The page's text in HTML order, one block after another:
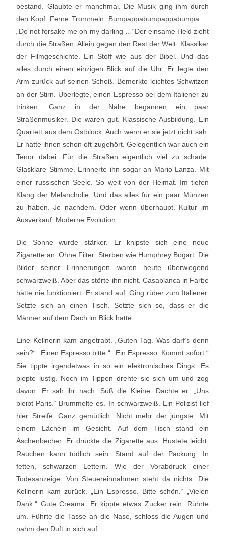
bestand. Glaubte er manchmal. Die Musik ging ihm durch
den Kopf. Ferne Trommeln. Bumpappabumpappabumpa …
„Do not forsake me oh my darling …“Der einsame Held zieht
durch die Straßen. Allein gegen den Rest der Welt. Klassiker
der Filmgeschichte. Ein Stoff wie aus der Bibel. Und das
alles durch einen einzigen Blick auf die Uhr. Er legte den
Arm zurück auf seinen Schoß. Bemerkte leichtes Schwitzen
an der Stirn. Überlegte, einen Espresso bei dem Italiener zu
trinken. Ganz in der Nähe begannen ein paar
Straßenmusiker. Die waren gut. Klassische Ausbildung. Ein
Quartett aus dem Ostblock. Auch wenn er sie jetzt nicht sah.
Er hatte ihnen schon oft zugehört. Gelegentlich war auch ein
Tenor dabei. Für die Straßen eigentlich viel zu schade.
Glasklare Stimme. Erinnerte ihn sogar an Mario Lanza. Mit
einer russischen Seele. So weit von der Heimat. Im tiefen
Klang der Melancholie. Und das alles für ein paar Münzen
zu haben. Je nachdem. Oder wenn überhaupt. Kultur im
Ausverkauf. Moderne Evolution.
Die Sonne wurde stärker. Er knipste sich eine neue
Zigarette an. Ohne Filter. Sterben wie Humphrey Bogart. Die
Bilder seiner Erinnerungen waren heute überwiegend
schwarzweiß. Aber das störte ihn nicht. Casablanca in Farbe
hätte nie funktioniert. Er stand auf. Ging rüber zum Italiener.
Setzte sich an einen Tisch. Setzte sich so, dass er die
Männer auf dem Dach im Blick hatte.
Eine Kellnerin kam angetrabt. „Guten Tag. Was darf’s denn
sein?“ „Einen Espresso bitte.“ „Ein Espresso. Kommt sofort.“
Sie tippte irgendetwas in so ein elektronisches Dings. Es
piepte lustig. Noch im Tippen drehte sie sich um und zog
davon. Er sah ihr nach. Süß die Kleine. Dachte er. „Uns
bleibt Paris.“ Brummelte es. In schwarzweiß. Ein Polizist lief
hier Streife. Ganz gemütlich. Nicht mehr der jüngste. Mit
einem Lächeln im Gesicht. Auf dem Tisch stand ein
Aschenbecher. Er drückte die Zigarette aus. Hustete leicht.
Rauchen kann tödlich sein. Stand auf der Packung. In
fetten, schwarzen Lettern. Wie der Vorabdruck einer
Todesanzeige. Von Steuereinnahmen steht da nichts. Die
Kellnerin kam zurück. „Ein Espresso. Bitte schön.“ „Vielen
Dank.“ Gute Creama. Er kippte etwas Zucker rein. Rührte
um. Führte die Tasse an die Nase, schloss die Augen und
nahm den Duft in sich auf.